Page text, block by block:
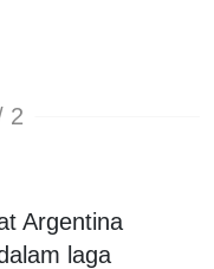
2
Argentina
laga